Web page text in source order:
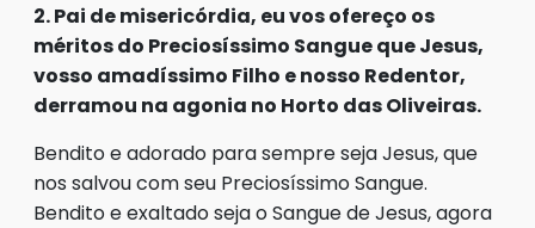
2. Pai de misericórdia, eu vos ofereço os
méritos do Preciosíssimo Sangue que Jesus,
vosso amadíssimo Filho e nosso Redentor,
derramou na agonia no Horto das Oliveiras.
Bendito e adorado para sempre seja Jesus, que
nos salvou com seu Preciosíssimo Sangue.
Bendito e exaltado seja o Sangue de Jesus, agora